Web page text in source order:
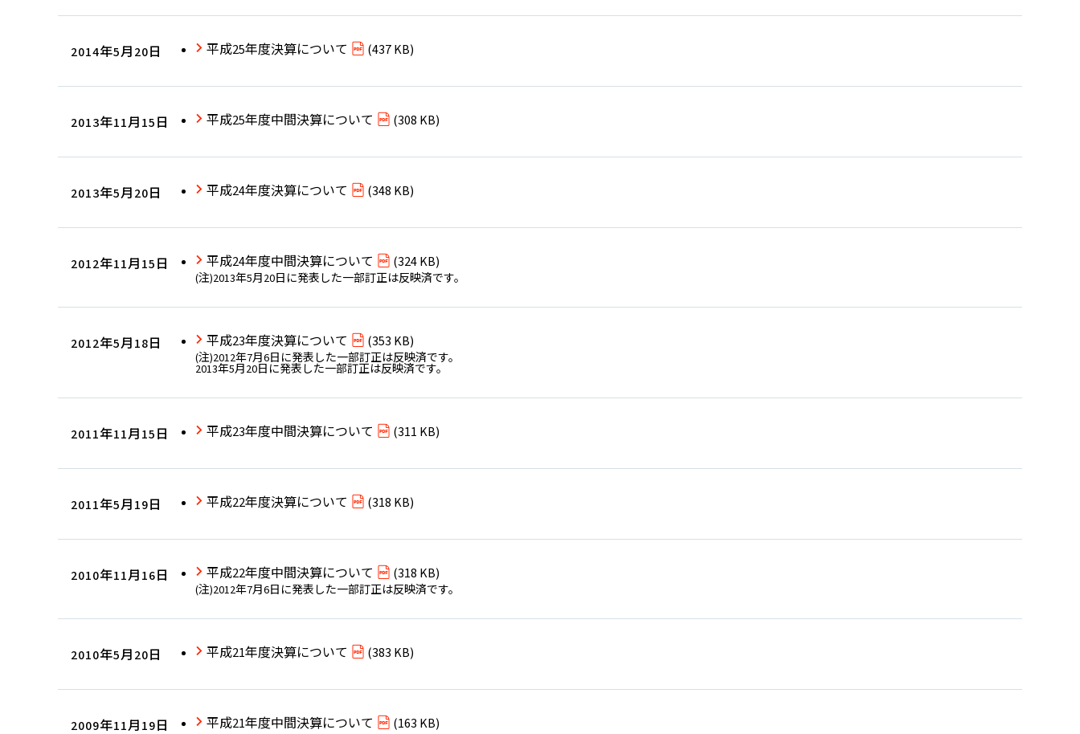
2014年5月20日 平成25年度決算について (437 KB)
2013年11月15日 平成25年度中間決算について (308 KB)
2013年5月20日 平成24年度決算について (348 KB)
2012年11月15日 平成24年度中間決算について (324 KB)
(注)2013年5月20日に発表した一部訂正は反映済です。
2012年5月18日 平成23年度決算について (353 KB)
(注)2012年7月6日に発表した一部訂正は反映済です。
2013年5月20日に発表した一部訂正は反映済です。
2011年11月15日 平成23年度中間決算について (311 KB)
2011年5月19日 平成22年度決算について (318 KB)
2010年11月16日 平成22年度中間決算について (318 KB)
(注)2012年7月6日に発表した一部訂正は反映済です。
2010年5月20日 平成21年度決算について (383 KB)
2009年11月19日 平成21年度中間決算について (163 KB)